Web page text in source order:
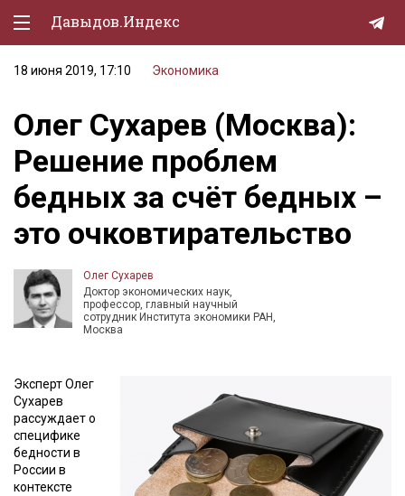
Давыдов.Индекс
Политическая жизнь
Экономика
Природа
Образование
Спорт
Культура
Lifestyle
18 июня 2019, 17:10 Экономика
Олег Сухарев (Москва):
Решение проблем
бедных за счёт бедных –
это очковтирательство
Олег Сухарев
Доктор экономических наук,
профессор, главный научный
сотрудник Института экономики РАН,
Москва
Эксперт Олег
Сухарев
рассуждает о
специфике
бедности в
России в
контексте